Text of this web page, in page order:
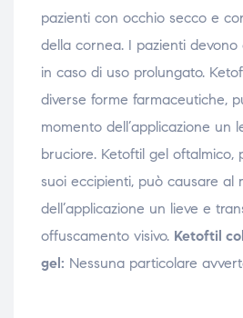
pazienti con occhio secco e
della cornea. I pazienti devono
in caso di uso prolungato.
diverse forme farmaceutiche,
momento dell’applicazione un
bruciore. Ketoftil gel oftalmico,
suoi eccipienti, può causare al
dell’applicazione un lieve e
offuscamento visivo. Ketoftil
gel: Nessuna particolare